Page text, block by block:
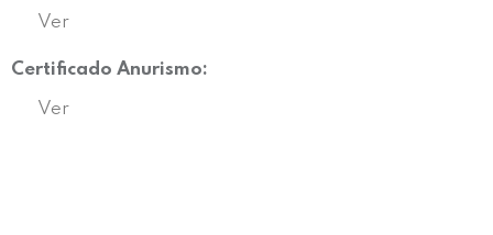
Ver
Certificado Anurismo:
Ver